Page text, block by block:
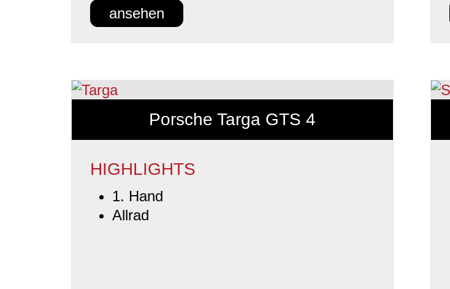
ansehen
Porsche Targa GTS 4
HIGHLIGHTS
1. Hand
Allrad